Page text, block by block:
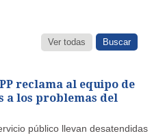
Ver todas
reclama al equipo de
a los problemas del
público llevan desatendidas